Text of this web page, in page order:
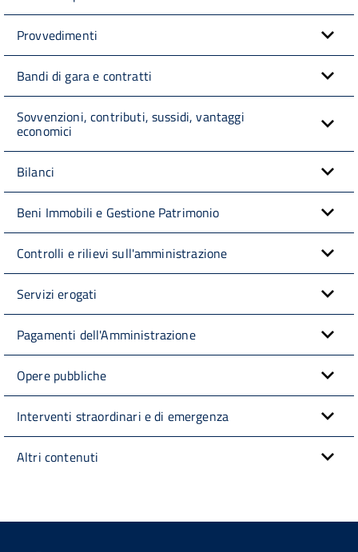
Provvedimenti
Bandi di gara e contratti
Sovvenzioni, contributi, sussidi, vantaggi
economici
Bilanci
Beni Immobili e Gestione Patrimonio
Controlli e rilievi sull'amministrazione
Servizi erogati
Pagamenti dell'Amministrazione
Opere pubbliche
Interventi straordinari e di emergenza
Altri contenuti